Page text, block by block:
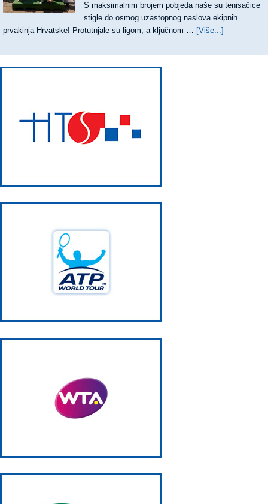
S maksimalnim brojem pobjeda naše su tenisačice
stigle do osmog uzastopnog naslova ekipnih
prvakinja Hrvatske! Protutnjale su ligom, a ključnom … [Više...]
UZASTOPNI